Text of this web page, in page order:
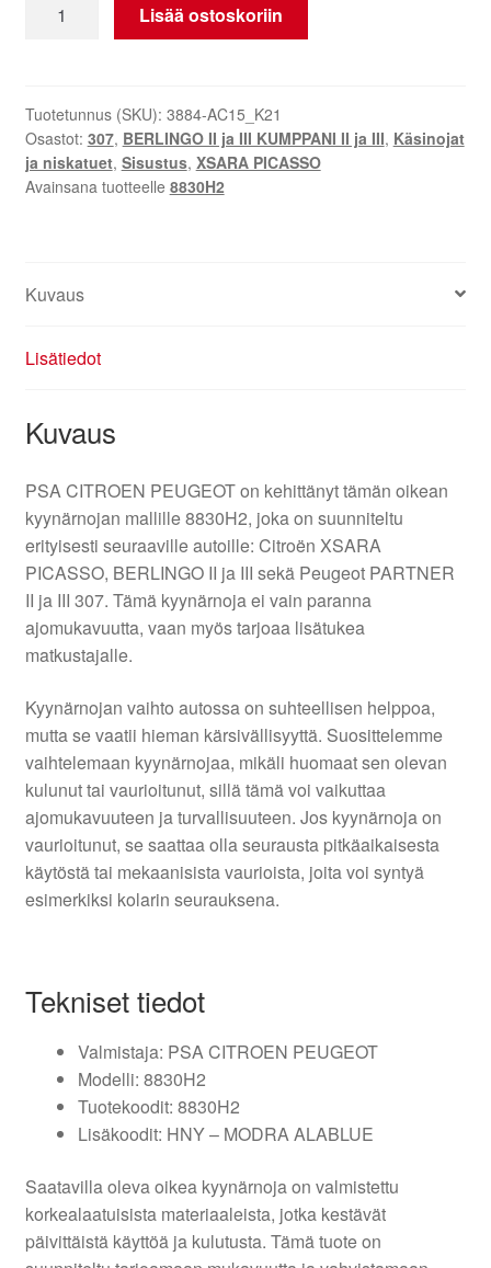
kyynärnoja
8830H2
määrä
Lisää ostoskoriin
Tuotetunnus (SKU): 3884-AC15_K21
Osastot: 307, BERLINGO II ja III KUMPPANI II ja III, Käsinojat
ja niskatuet, Sisustus, XSARA PICASSO
Avainsana tuotteelle 8830H2
Kuvaus
Lisätiedot
Kuvaus
PSA CITROEN PEUGEOT on kehittänyt tämän oikean
kyynärnojan mallille 8830H2, joka on suunniteltu
erityisesti seuraaville autoille: Citroën XSARA
PICASSO, BERLINGO II ja III sekä Peugeot PARTNER
II ja III 307. Tämä kyynärnoja ei vain paranna
ajomukavuutta, vaan myös tarjoaa lisätukea
matkustajalle.
Kyynärnojan vaihto autossa on suhteellisen helppoa,
mutta se vaatii hieman kärsivällisyyttä. Suosittelemme
vaihtelemaan kyynärnojaa, mikäli huomaat sen olevan
kulunut tai vaurioitunut, sillä tämä voi vaikuttaa
ajomukavuuteen ja turvallisuuteen. Jos kyynärnoja on
vaurioitunut, se saattaa olla seurausta pitkäaikaisesta
käytöstä tai mekaanisista vaurioista, joita voi syntyä
esimerkiksi kolarin seurauksena.
Tekniset tiedot
Valmistaja: PSA CITROEN PEUGEOT
Modelli: 8830H2
Tuotekoodit: 8830H2
Lisäkoodit: HNY – MODRA ALABLUE
Saatavilla oleva oikea kyynärnoja on valmistettu
korkealaatuisista materiaaleista, jotka kestävät
päivittäistä käyttöä ja kulutusta. Tämä tuote on